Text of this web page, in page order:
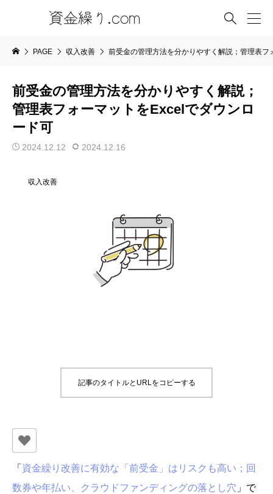

PAGE 収入改善 前受金の管理方法を分かりやすく解説；管理表
前受金の管理方法を分かりやすく解説；
管理表フォーマットをExcelでダウンロ
ード可
2024.12.12 2024.12.16
収入改善
記事のタイトルとURLをコピーする
「 資金繰り改善に有効な「前受金」はリスクも高い；回
数券や年払い、クラウドファンディングの落とし穴 」で